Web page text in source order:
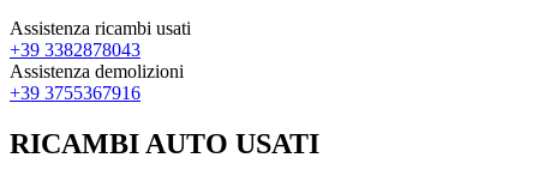
Assistenza ricambi usati
+39 3382878043
Assistenza demolizioni
+39 3755367916
RICAMBI AUTO USATI